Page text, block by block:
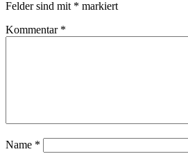
Felder sind mit * markiert
Kommentar *
Name *